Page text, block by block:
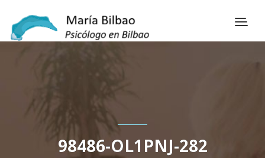
98486-OL1PNJ-282